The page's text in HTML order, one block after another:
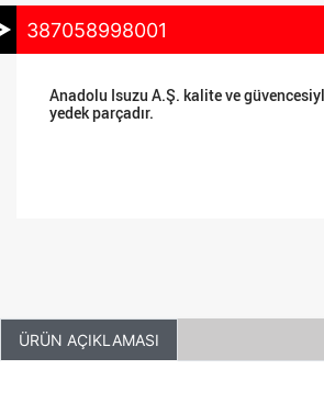
387058998001
Anadolu Isuzu A.Ş. kalite ve
yedek parçadır.
ÜRÜN AÇIKLAMASI